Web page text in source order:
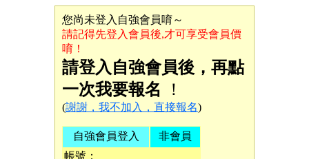
您尚未登入自強會員唷～
請記得先登入會員後,才可享受會員價
唷！
請登入自強會員後，再點
一次我要報名
！
(謝謝，我不加入，直接報名)
自強會員登入
帳號：
非會員